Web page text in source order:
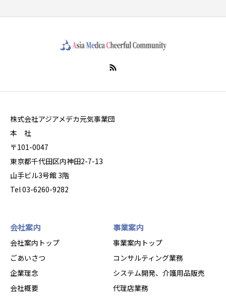
株式会社アジアメデカ元気事業団
本 社
〒101-0047
東京都千代田区内神田2-7-13
山手ビル3号館 3階
Tel 03-6260-9282
会社案内
会社案内トップ
ごあいさつ
企業理念
会社概要
事業案内
事業案内トップ
コンサルティング業務
システム開発、介護用品販売
代理店業務